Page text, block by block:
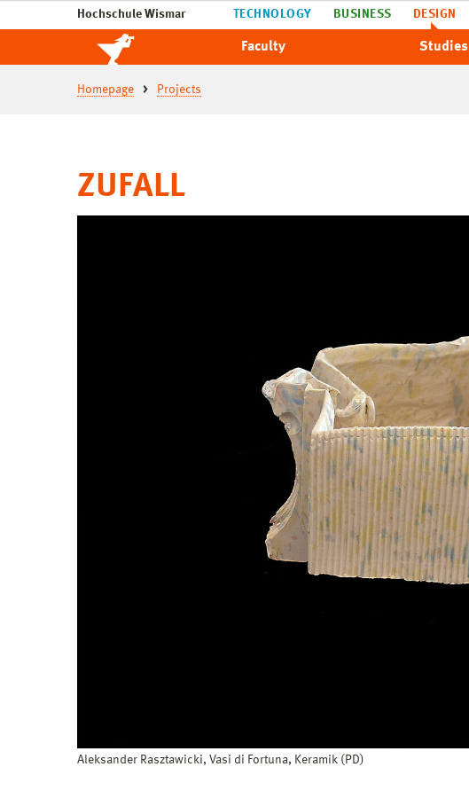
Hochschule Wismar TECHNOLOGY BUSINESS DESIGN
Faculty Studies
Homepage Projects
ZUFALL
Aleksander Rasztawicki, Vasi di Fortuna, Keramik (PD)